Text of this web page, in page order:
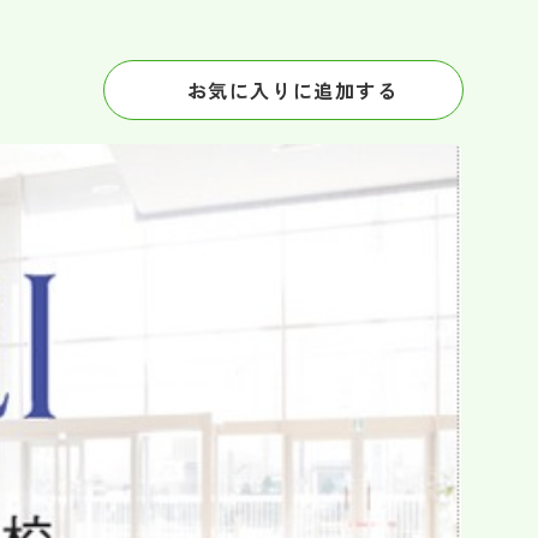
お気に入りに追加する